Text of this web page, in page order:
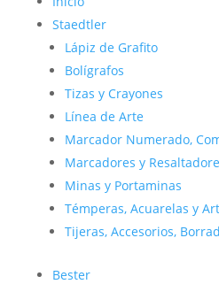
Staedtler
Lápiz de Grafito
Bolígrafos
Tizas y Crayones
Línea de Arte
Marcador Numerado,
Marcadores y
Minas y Portaminas
Témperas, Acuarelas y
Tijeras, Accesorios,
Bester